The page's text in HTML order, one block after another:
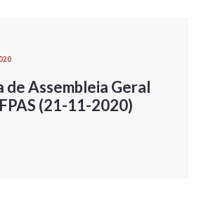
Assembleia Geral
(21-11-2020)